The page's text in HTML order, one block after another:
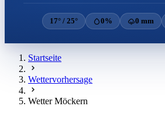
17° / 25° 0% 0 mm
Startseite
Wettervorhersage
Wetter Möckern